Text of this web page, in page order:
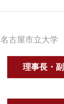
名古屋市立大学
理事長・